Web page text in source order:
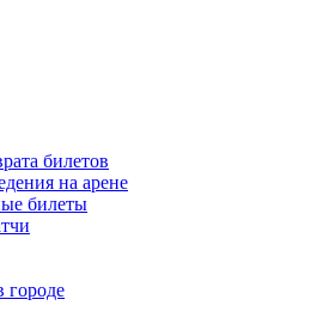
билетов
на арене
билеты
городе